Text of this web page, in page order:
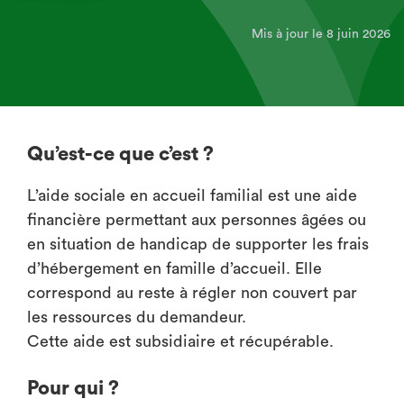
Mis à jour le 8 juin 2026
Qu’est-ce que c’est ?
L’aide sociale en accueil familial est une aide
financière permettant aux personnes âgées ou
en situation de handicap de supporter les frais
d’hébergement en famille d’accueil. Elle
correspond au reste à régler non couvert par
les ressources du demandeur.
Cette aide est subsidiaire et récupérable.
Pour qui ?